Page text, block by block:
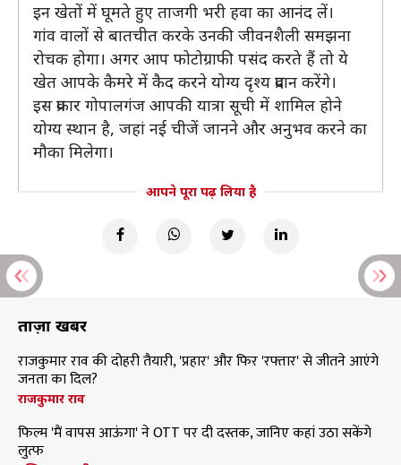
इन खेतों में घूमते हुए ताजगी भरी हवा का आनंद लें।
गांव वालों से बातचीत करके उनकी जीवनशैली समझना
रोचक होगा। अगर आप फोटोग्राफी पसंद करते हैं तो ये
खेत आपके कैमरे में कैद करने योग्य दृश्य प्रदान करेंगे।
इस प्रकार गोपालगंज आपकी यात्रा सूची में शामिल होने
योग्य स्थान है, जहां नई चीजें जानने और अनुभव करने का
मौका मिलेगा।
आपने पूरा पढ़ लिया है
ताज़ा खबरें
राजकुमार राव की दोहरी तैयारी, 'प्रहार' और फिर 'रफ्तार' से जीतने आएंगे
जनता का दिल?
राजकुमार राव
फिल्म 'मैं वापस आऊंगा' ने OTT पर दी दस्तक, जानिए कहां उठा सकेंगे
लुत्फ